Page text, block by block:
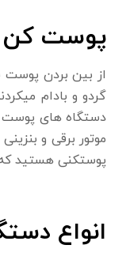
پوست کن
از بین بردن پوست
گردو و بادام
دستگاه های پوست
موتور برقی و
پوستکنی هستید
انواع